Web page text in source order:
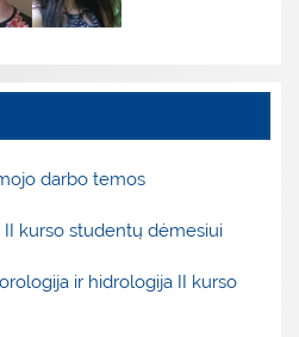
darbo temos
kurso studentų dėmesiui
ir hidrologija II kurso